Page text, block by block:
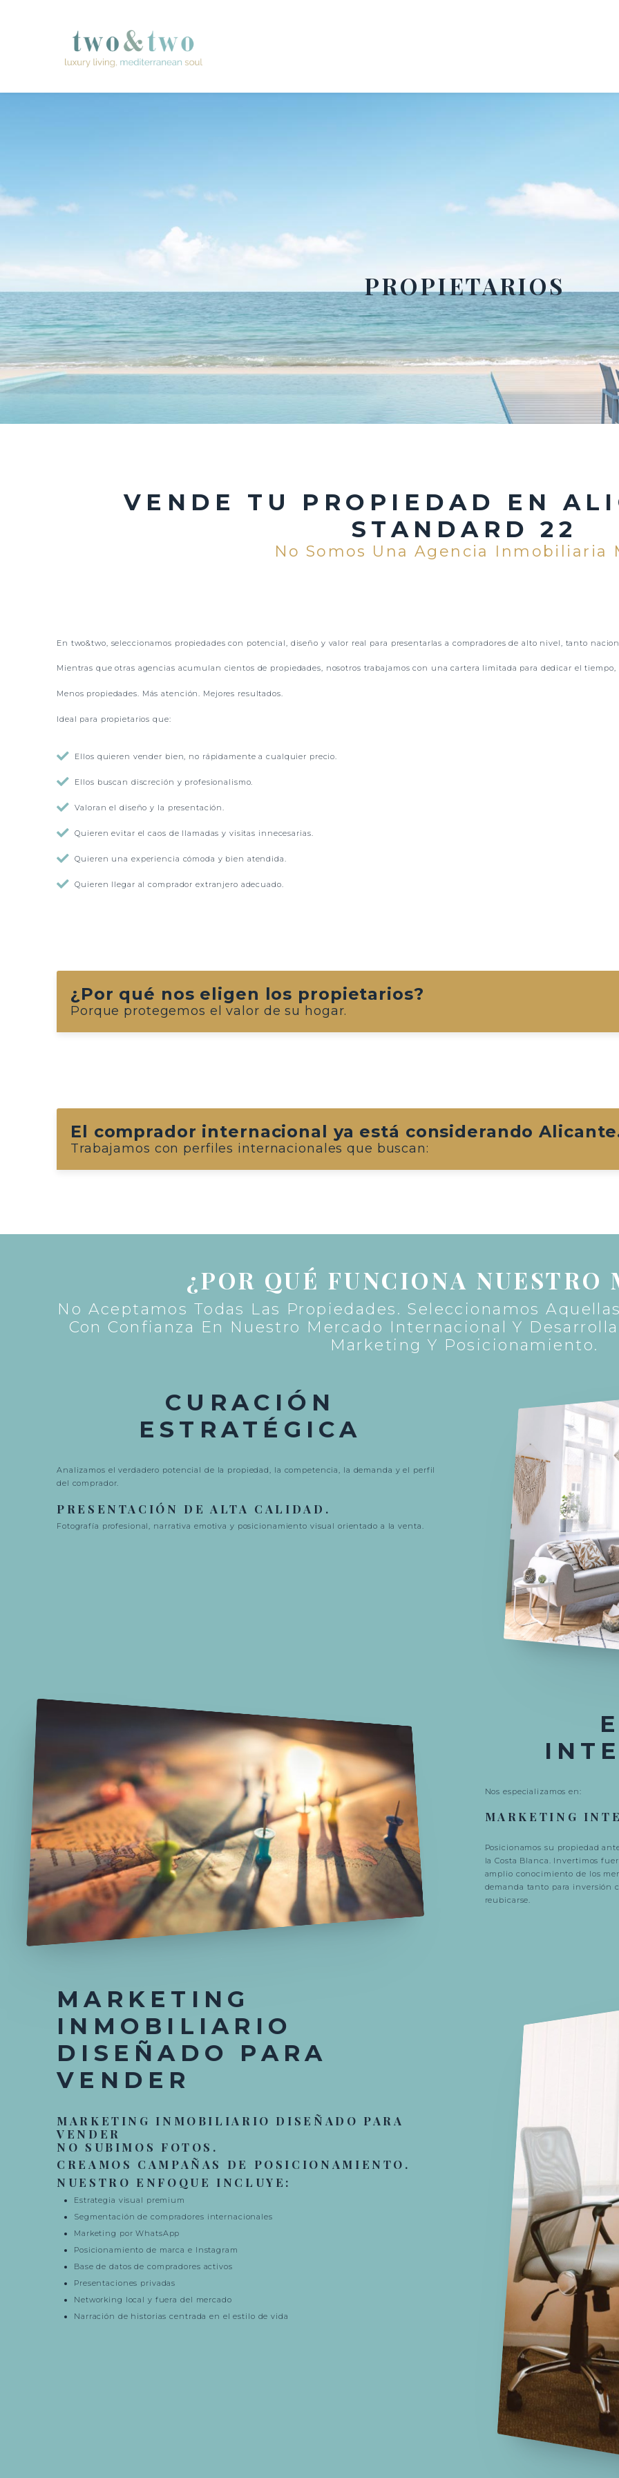
PROPIETARIOS
VENDE TU PROPIEDAD EN
STANDARD 22
No Somos Una Agencia Inmobiliaria
En two&two, seleccionamos propiedades con potencial, diseño y valor real para presentarlas a compradores de alto nivel, tanto
Mientras que otras agencias acumulan cientos de propiedades, nosotros trabajamos con una cartera limitada para dedicar el
Menos propiedades. Más atención. Mejores resultados.
Ideal para propietarios que:
 Ellos quieren vender bien, no rápidamente a cualquier precio.
 Ellos buscan discreción y profesionalismo.
 Valoran el diseño y la presentación.
 Quieren evitar el caos de llamadas y visitas innecesarias.
 Quieren una experiencia cómoda y bien atendida.
 Quieren llegar al comprador extranjero adecuado.
¿Por qué nos eligen los propietarios?
Porque protegemos el valor de su hogar.
El comprador internacional ya está considerando
Trabajamos con perfiles internacionales que buscan:
¿POR QUÉ FUNCIONA NUESTRO
No Aceptamos Todas Las Propiedades. Seleccionamos
Con Confianza En Nuestro Mercado Internacional Y
Marketing Y Posicionamiento.
CURACIÓN
ESTRATÉGICA
Analizamos el verdadero potencial de la propiedad, la competencia, la demanda y el perfil
del comprador.
PRESENTACIÓN DE ALTA CALIDAD.
Fotografía profesional, narrativa emotiva y posicionamiento visual orientado a la venta.
Nos especializamos en:
MARKETING
Posicionamos su propiedad
la Costa Blanca. Invertimos
amplio conocimiento de los
demanda tanto para inversión
reubicarse.
MARKETING
INMOBILIARIO
DISEÑADO PARA
VENDER
MARKETING INMOBILIARIO DISEÑADO PARA
VENDER
NO SUBIMOS FOTOS.
CREAMOS CAMPAÑAS DE POSICIONAMIENTO.
NUESTRO ENFOQUE INCLUYE:
Estrategia visual premium
Segmentación de compradores internacionales
Marketing por WhatsApp
Posicionamiento de marca e Instagram
Base de datos de compradores activos
Presentaciones privadas
Networking local y fuera del mercado
Narración de historias centrada en el estilo de vida